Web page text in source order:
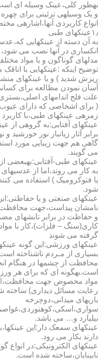
به­طور کلی،عینک وسیله ای
و یک وسیله­ی تزئینی برای
انواع کاربردی آنها،اشاره­ی
۱٫عینکهای طبی
به آن دسته از عینکهایی
انکساری در آنها نصب می
مدلهای گوناگون و با مواد
توضیح اینکه :عینکهایی با
ریزش شدید ) و یا عینکهای
آسان نمودن مطالعه برای
علت فلج اندامهای
( برای اشخاصی که دارای
زمره­ی عینکهای طبی،با
عینکهای آفتابی:به گروهی از
برابر آثار زیانبار نور
گاهی هم جهت زیبایی مورد
می گویند.
عینکهای طبی-
به کار می روند،اما از
یا فتوکرومیک ) استفاده می
شود.
عینکهای صنعتی و یا
نامشان پیداست،جهت محافظت
و حفاظت در برابر تابشهای
کاری(سنگ – فلزات)،کار با
گرفته می شوند
عینکهای ورزشی:این گونه
بسیاری از مـردم ناشناخته
محافظت از چشمها در هنگام
است.به­گونه ای که برای هر
مواد مخصوص جهت
رعایت مسائل دیداری) ساخته
بازیهای میدانی،دوچرخه
بیلیارد و… می باشد.
عینکهای سمعک دار:این
دارند بکار می رود.
عینکهای الکترونیکی:در انواع
نابینایان،ساخته شده است.